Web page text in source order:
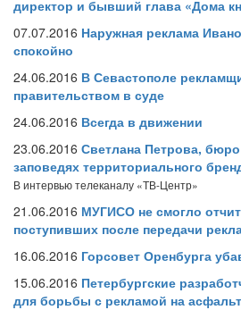
директор и бывший глава «Дома
07.07.2016 Наружная реклама
спокойно
24.06.2016 В Севастополе
правительством в суде
24.06.2016 Всегда в движении
23.06.2016 Светлана Петрова,
заповедях территориального
В интервью телеканалу «ТВ-Центр»
21.06.2016 МУГИСО не смогло
поступивших после передачи
16.06.2016 Горсовет Оренбурга
15.06.2016 Петербургские
для борьбы с рекламой на